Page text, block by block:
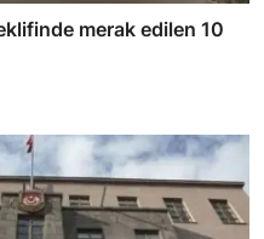
merak edilen 10